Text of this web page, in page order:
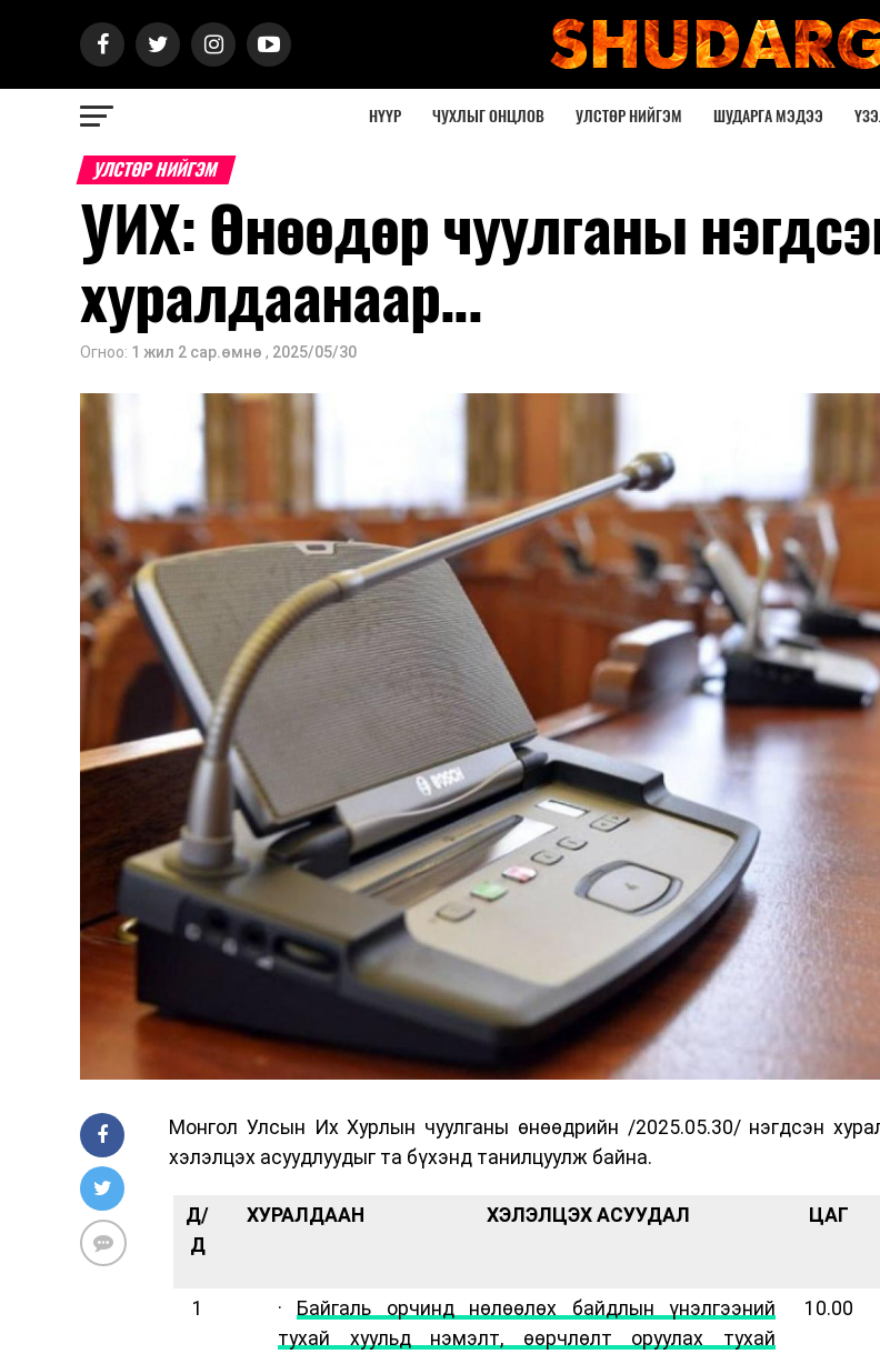
НҮҮР ЧУХЛЫГ ОНЦЛОВ УЛСТӨР НИЙГЭМ ШУДАРГА МЭДЭЭ
УЛСТӨР НИЙГЭМ
УИХ: Өнөөдөр чуулганы
хуралдаанаар...
Огноо: 1 жил 2 сар.өмнө , 2025/05/30
Монгол Улсын Их Хурлын чуулганы өнөөдрийн /2025.05.30/ нэгдсэн
хэлэлцэх асуудлуудыг та бүхэнд танилцуулж байна.
Д/
Д
ХУРАЛДААН ХЭЛЭЛЦЭХ АСУУДАЛ ЦАГ
1 · Байгаль орчинд нөлөөлөх байдлын үнэлгээний
тухай хуульд нэмэлт, өөрчлөлт оруулах тухай
10.00